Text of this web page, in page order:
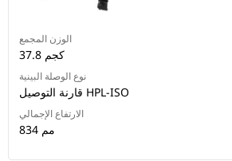
الوزن المجمع
37.8 كجم
نوع الوصلة البينية
قارنة التوصيل HPL-ISO
الارتفاع الإجمالي
834 مم